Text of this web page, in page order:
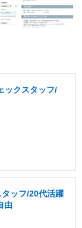
ックスタッフ/
ッフ/20代活躍
由